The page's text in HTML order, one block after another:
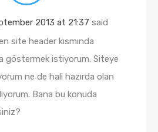
2013 at 21:37 said
site header kısmında
göstermek istiyorum. Siteye
ne de hali hazırda olan
Bana bu konuda